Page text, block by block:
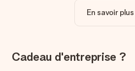
unique pour ajouter une touche finale
La personnalisation est-elle
Comment savoir si ma photo est
En savoir plus
Cadeau d'entreprise ?